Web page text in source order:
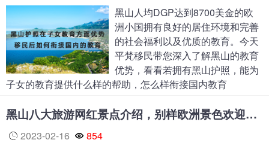
黑山人均DGP达到8700美金的欧
洲小国拥有良好的居住环境和完善
的社会福利以及优质的教育。今天
平梵移民带您深入了解黑山的教育
优势，看看若拥有黑山护照，能为
子女的教育提供什么样的帮助，怎么样衔接国内教育
黑山八大旅游网红景点介绍，别样欧洲景色欢迎游览
2023-02-16
854